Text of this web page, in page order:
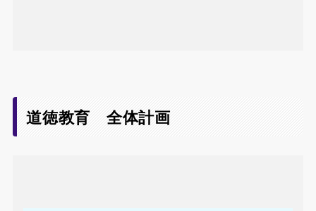
道徳教育 全体計画